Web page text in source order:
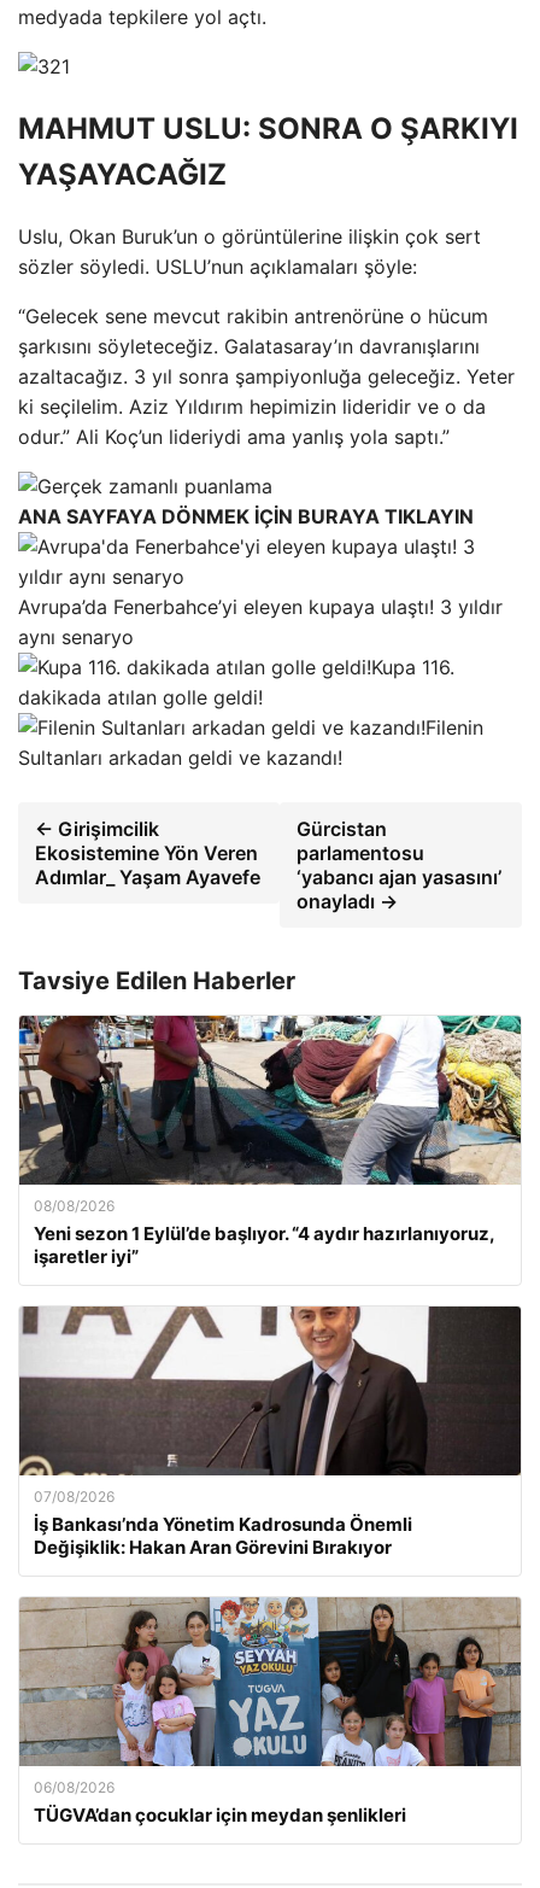
medyada tepkilere yol açtı.
MAHMUT USLU: SONRA O ŞARKIYI
YAŞAYACAĞIZ
Uslu, Okan Buruk’un o görüntülerine ilişkin çok sert
sözler söyledi. USLU’nun açıklamaları şöyle:
“Gelecek sene mevcut rakibin antrenörüne o hücum
şarkısını söyleteceğiz. Galatasaray’ın davranışlarını
azaltacağız. 3 yıl sonra şampiyonluğa geleceğiz. Yeter
ki seçilelim. Aziz Yıldırım hepimizin lideridir ve o da
odur.” Ali Koç’un lideriydi ama yanlış yola saptı.”
ANA SAYFAYA DÖNMEK İÇİN BURAYA TIKLAYIN
Avrupa’da Fenerbahce’yi eleyen kupaya ulaştı! 3 yıldır
aynı senaryo
Kupa 116.
dakikada atılan golle geldi!
Filenin
Sultanları arkadan geldi ve kazandı!
← Girişimcilik
Ekosistemine Yön Veren
Adımlar_ Yaşam Ayavefe
Gürcistan
parlamentosu
‘yabancı ajan yasasını’
onayladı →
Tavsiye Edilen Haberler
08/08/2026
Yeni sezon 1 Eylül’de başlıyor. “4 aydır hazırlanıyoruz,
işaretler iyi”
07/08/2026
İş Bankası’nda Yönetim Kadrosunda Önemli
Değişiklik: Hakan Aran Görevini Bırakıyor
06/08/2026
TÜGVA’dan çocuklar için meydan şenlikleri